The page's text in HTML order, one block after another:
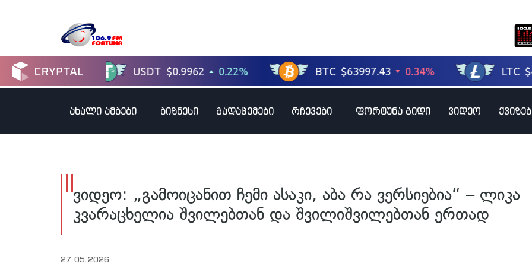
ახალი ამბები ბიზნესი გადაცემები რჩევები ფორტუნა გიდი ვიდეო
ვიდეო: „გამოიცანით ჩემი ასაკი, აბა რა ვერსიებია“ – ლიკა
კვარაცხელია შვილებთან და შვილიშვილებთან ერთად
27.05.2026